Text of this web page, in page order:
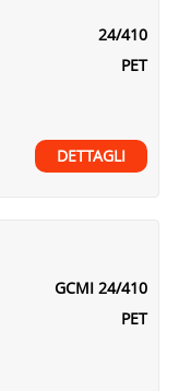
24/410
PET
DETTAGLI
GCMI 24/410
PET